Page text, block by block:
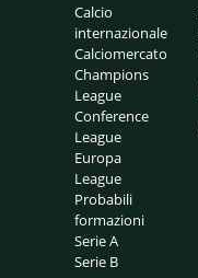
Calcio
internazionale
Calciomercato
Champions
League
Conference
League
Europa
League
Probabili
formazioni
Serie A
Serie B